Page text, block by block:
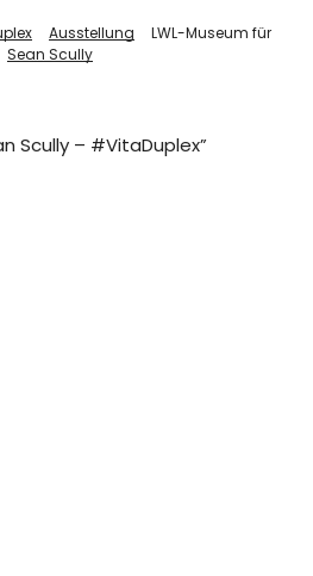
Ausstellung
LWL-Museum für
Sean Scully
Scully – #VitaDuplex”